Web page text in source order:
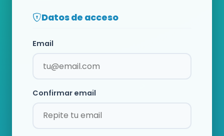
Datos de acceso
Email
Confirmar email